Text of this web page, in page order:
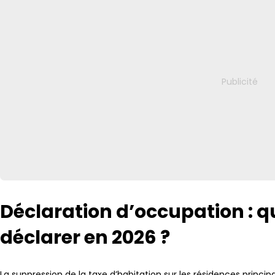
Déclaration d’occupation :
déclarer en 2026 ?